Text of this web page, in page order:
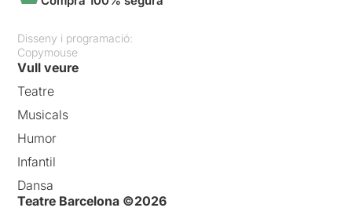
Disseny i programació:
Copymouse
Vull veure
Teatre
Musicals
Humor
Infantil
Dansa
Teatre Barcelona ©2026